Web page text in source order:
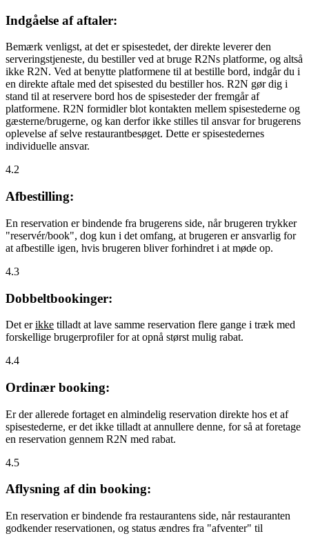
Indgåelse af aftaler:
Bemærk venligst, at det er spisestedet, der direkte leverer den
serveringstjeneste, du bestiller ved at bruge R2Ns platforme, og altså
ikke R2N. Ved at benytte platformene til at bestille bord, indgår du i
en direkte aftale med det spisested du bestiller hos. R2N gør dig i
stand til at reservere bord hos de spisesteder der fremgår af
platformene. R2N formidler blot kontakten mellem spisestederne og
gæsterne/brugerne, og kan derfor ikke stilles til ansvar for brugerens
oplevelse af selve restaurantbesøget. Dette er spisestedernes
individuelle ansvar.
4.2
Afbestilling:
En reservation er bindende fra brugerens side, når brugeren trykker
"reservér/book", dog kun i det omfang, at brugeren er ansvarlig for
at afbestille igen, hvis brugeren bliver forhindret i at møde op.
4.3
Dobbeltbookinger:
Det erikke tilladt at lave samme reservation flere gange i træk med
forskellige brugerprofiler for at opnå størst mulig rabat.
4.4
Ordinær booking:
Er der allerede fortaget en almindelig reservation direkte hos et af
spisestederne, er det ikke tilladt at annullere denne, for så at foretage
en reservation gennem R2N med rabat.
4.5
Aflysning af din booking:
En reservation er bindende fra restaurantens side, når restauranten
godkender reservationen, og status ændres fra "afventer" til